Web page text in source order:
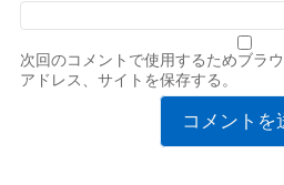
次回のコメントで使用するためブラ
アドレス、サイトを保存する。